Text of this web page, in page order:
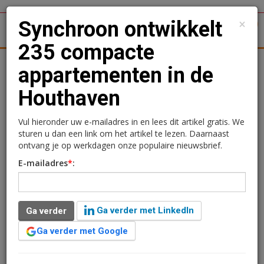
Woningmarkt Retail
Synchroon ontwikkelt 235
compacte appartementen
in de Houthaven
De gemeente Amsterdam en Synchroon, een
dochteronderneming van TBI Holdings, hebben de
grondovereenkomst getekend voor 235 XS Deluxe
×
Synchroon ontwikkelt
235 compacte
appartementen in de
Houthaven
Vul hieronder uw e-mailadres in en lees dit artikel gratis. We
sturen u dan een link om het artikel te lezen. Daarnaast
ontvang je op werkdagen onze populaire nieuwsbrief.
E-mailadres*:
Ga verder
Ga verder met LinkedIn
Ga verder met Google